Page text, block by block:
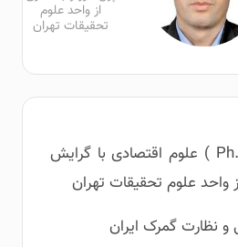
از واحد علوم
تحقیقات تهران
دکترای تخصصی( Ph.D ) علوم اقتصادی با گرایش
واحد علوم تحقیقات تهران
نظارت گمرک ایران